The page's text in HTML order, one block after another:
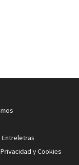
Entreletras
y Cookies